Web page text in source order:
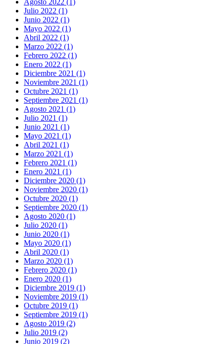
Julio 2022 (1)
Junio 2022 (1)
Mayo 2022 (1)
Abril 2022 (1)
Marzo 2022 (1)
Febrero 2022 (1)
Enero 2022 (1)
Diciembre 2021 (1)
Noviembre 2021 (1)
Octubre 2021 (1)
Septiembre 2021 (1)
Agosto 2021 (1)
Julio 2021 (1)
Junio 2021 (1)
Mayo 2021 (1)
Abril 2021 (1)
Marzo 2021 (1)
Febrero 2021 (1)
Enero 2021 (1)
Diciembre 2020 (1)
Noviembre 2020 (1)
Octubre 2020 (1)
Septiembre 2020 (1)
Agosto 2020 (1)
Julio 2020 (1)
Junio 2020 (1)
Mayo 2020 (1)
Abril 2020 (1)
Marzo 2020 (1)
Febrero 2020 (1)
Enero 2020 (1)
Diciembre 2019 (1)
Noviembre 2019 (1)
Octubre 2019 (1)
Septiembre 2019 (1)
Agosto 2019 (2)
Julio 2019 (2)
Junio 2019 (2)